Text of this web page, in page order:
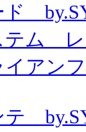
ド
テム
イアン
テ